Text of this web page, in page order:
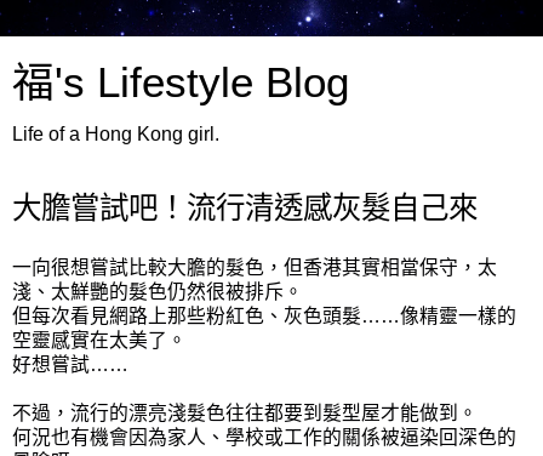
福's Lifestyle Blog
Life of a Hong Kong girl.
大膽嘗試吧！流行清透感灰髮自己來
一向很想嘗試比較大膽的髮色，但香港其實相當保守，太
淺、太鮮艷的髮色仍然很被排斥。
但每次看見網路上那些粉紅色、灰色頭髮……像精靈一樣的
空靈感實在太美了。
好想嘗試……
不過，流行的漂亮淺髮色往往都要到髮型屋才能做到。
何況也有機會因為家人、學校或工作的關係被逼染回深色的